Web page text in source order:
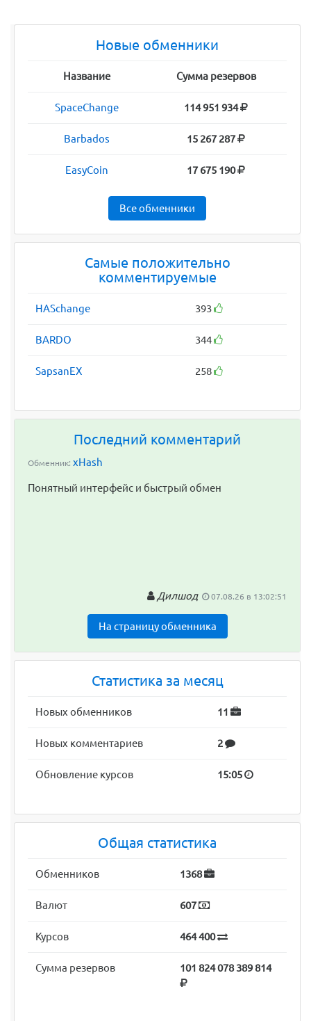
Новые обменники
Название Сумма резервов
SpaceChange 114 951 934
Barbados 15 267 287
EasyCoin 17 675 190
Все обменники
Самые положительно
комментируемые
HASchange 393
BARDO 344
SapsanEX 258
Последний комментарий
Обменник: xHash
Понятный интерфейс и быстрый обмен
Дилшод 07.08.26 в 13:02:51
На страницу обменника
Статистика за месяц
Новых обменников 11
Новых комментариев 2
Обновление курсов 15:05
Общая статистика
Обменников 1368
Валют 607
Курсов 464 400
Сумма резервов 101 824 078 389 814